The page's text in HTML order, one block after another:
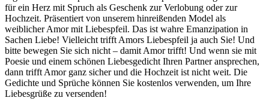
für ein Herz mit Spruch als Geschenk zur Verlobung oder zur
Hochzeit. Präsentiert von unserem hinreißenden Model als
weiblicher Amor mit Liebespfeil. Das ist wahre Emanzipation in
Sachen Liebe! Vielleicht trifft Amors Liebespfeil ja auch Sie! Und
bitte bewegen Sie sich nicht – damit Amor trifft! Und wenn sie mit
Poesie und einem schönen Liebesgedicht Ihren Partner ansprechen,
dann trifft Amor ganz sicher und die Hochzeit ist nicht weit. Die
Gedichte und Sprüche können Sie kostenlos verwenden, um Ihre
Liebesgrüße zu versenden!